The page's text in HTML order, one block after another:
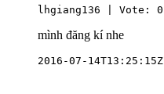
lhgiang136 | Vote: 0
mình đăng kí nhe
2016-07-14T13:25:15Z